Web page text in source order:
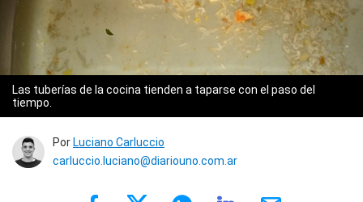
Las tuberías de la cocina tienden a taparse con el paso del
tiempo.
Por Luciano Carluccio
carluccio.luciano@diariouno.com.ar